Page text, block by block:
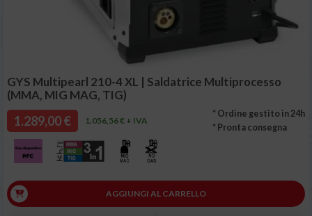
GYS Multipearl 210-4 XL | Saldatrice Multiprocesso
(MMA, MIG MAG, TIG)
1.289,00 € 1.056,56 € + IVA
* Ordine gestito in 24h
* Pronta consegna
AGGIUNGI AL CARRELLO